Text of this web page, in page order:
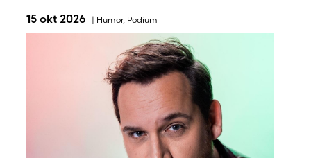
15 okt 2026 | Humor, Podium